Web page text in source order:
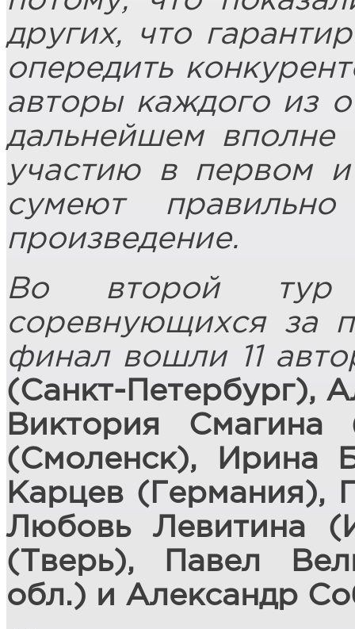
других, что
опередить
авторы каждого из
дальнейшем
участию в первом
сумеют правильно
произведение.
Во второй
соревнующихся за
финал вошли 11
(Санкт-Петербург),
Виктория Смагина
(Смоленск), Ирина
Карцев (Германия),
Любовь Левитина
(Тверь), Павел
обл.) и Александр